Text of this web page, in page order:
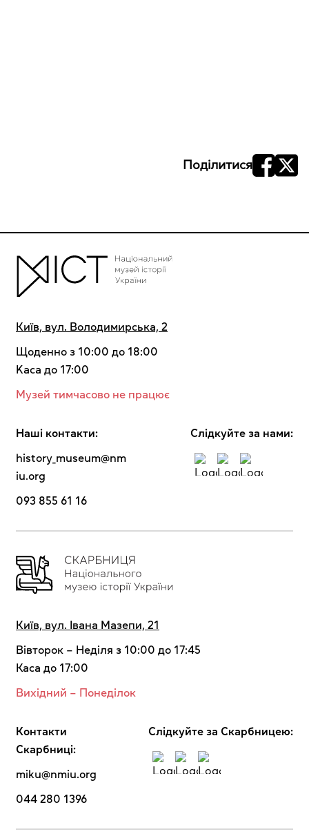
Поділитися
Київ, вул. Володимирська, 2
Щоденно з 10:00 до 18:00
Kaca до 17:00
Музей тимчасово не працює
Наші контакти:
history_museum@nm
iu.org
093 855 61 16
Cлідкуйте за нами:
Київ, вул. Івана Мазепи, 21
Вівторок – Неділя з 10:00 до 17:45
Каса до 17:00
Вихідний – Понеділок
Контакти
Скарбниці:
miku@nmiu.org
044 280 1396
Cлідкуйте за Скарбницею: